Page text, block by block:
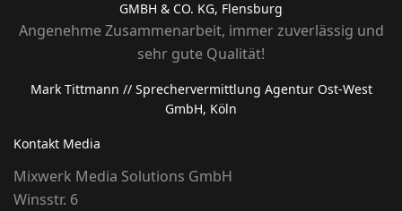
GMBH & CO. KG, Flensburg
Angenehme Zusammenarbeit, immer zuverlässig und
sehr gute Qualität!
Mark Tittmann // Sprechervermittlung Agentur Ost-West
GmbH, Köln
Kontakt Media
Mixwerk Media Solutions GmbH
Winsstr. 6